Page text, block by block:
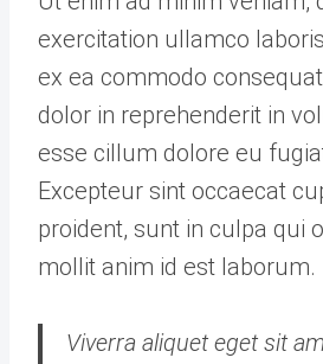
exercitation ullamco
ex ea commodo
dolor in reprehenderit in
esse cillum dolore eu
Excepteur sint occaecat
proident, sunt in culpa qui
mollit anim id est laborum.
Viverra aliquet eget sit